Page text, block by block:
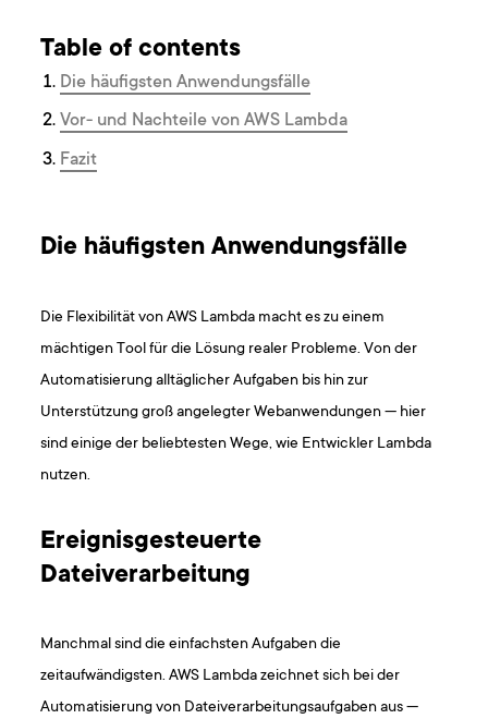
Table of contents
Die häufigsten Anwendungsfälle
Vor- und Nachteile von AWS Lambda
Fazit
Die häufigsten Anwendungsfälle
Die Flexibilität von AWS Lambda macht es zu einem
mächtigen Tool für die Lösung realer Probleme. Von der
Automatisierung alltäglicher Aufgaben bis hin zur
Unterstützung groß angelegter Webanwendungen — hier
sind einige der beliebtesten Wege, wie Entwickler Lambda
nutzen.
Ereignisgesteuerte
Dateiverarbeitung
Manchmal sind die einfachsten Aufgaben die
zeitaufwändigsten. AWS Lambda zeichnet sich bei der
Automatisierung von Dateiverarbeitungsaufgaben aus —